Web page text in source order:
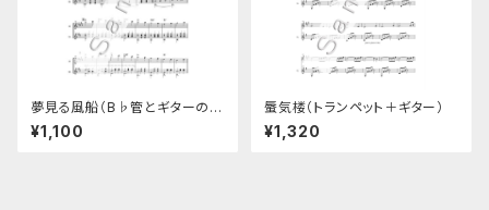
夢見る風船（B♭管とギターのデ
ュオ楽譜）
¥1,100
蜃気楼（トランペット＋ギター）
¥1,320